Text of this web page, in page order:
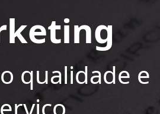
qualidade e